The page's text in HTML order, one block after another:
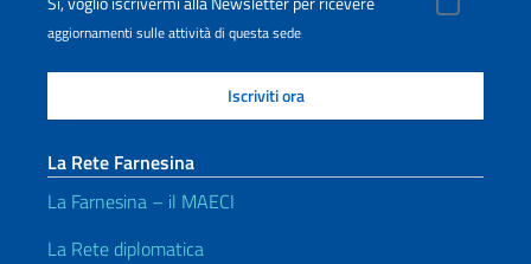
aggiornamenti sulle attività di questa sede
La Rete Farnesina
La Farnesina – il MAECI
La Rete diplomatica